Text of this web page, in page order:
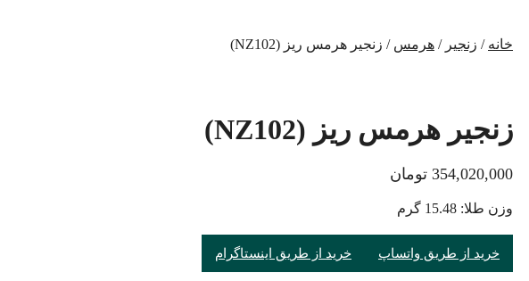
خانه / زنجیر / هرمس / زنجیر هرمس ریز (NZ102)
زنجیر هرمس ریز (NZ102)
354,020,000 تومان
وزن طلا: 15.48 گرم
خرید از طریق واتساپ خرید از طریق اینستاگرام